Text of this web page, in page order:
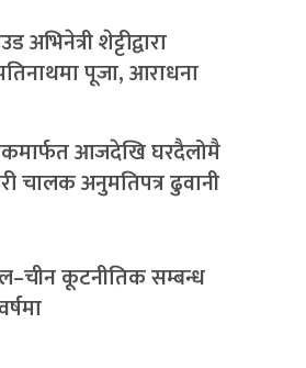
अभिनेत्री शेट्टीद्वारा
पूजा, आराधना
आजदेखि घरदैलोमै
चालक अनुमतिपत्र ढुवानी
कूटनीतिक सम्बन्ध